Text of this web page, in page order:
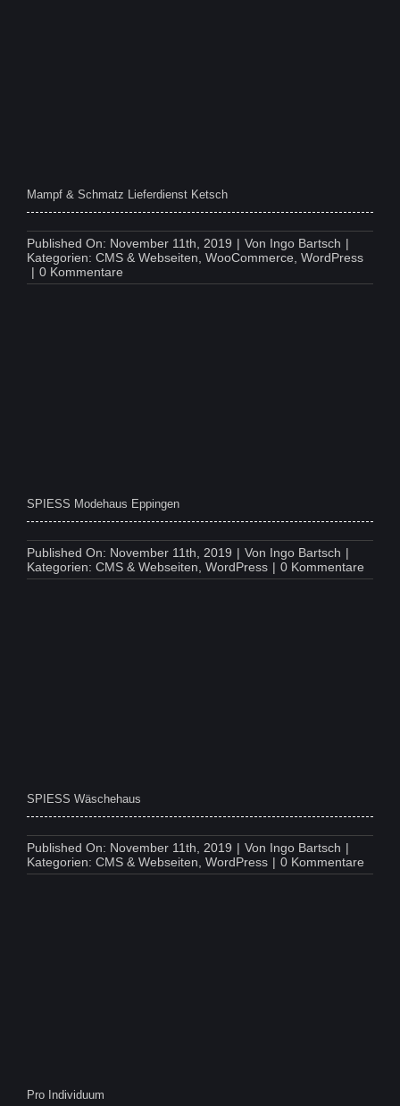
Mampf & Schmatz Lieferdienst Ketsch
Published On: November 11th, 2019 | Von Ingo Bartsch |
Kategorien: CMS & Webseiten WooCommerce WordPress
| 0 Kommentareon
Mampf
SPIESS Modehaus Eppingen
Published On: November 11th, 2019 | Von Ingo Bartsch |
Kategorien: CMS & Webseiten, WordPress | 0 Kommentareon
SPIESS Wäschehaus
Published On: November 11th, 2019 | Von Ingo Bartsch |
Kategorien: CMS & Webseiten, WordPress | 0 Kommentareon
Pro Individuum